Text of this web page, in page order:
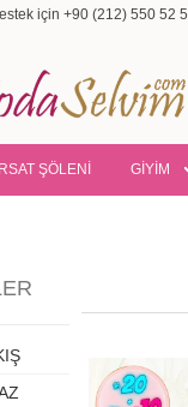
için +90 (212) 550 52
ŞÖLENİ GİYİM